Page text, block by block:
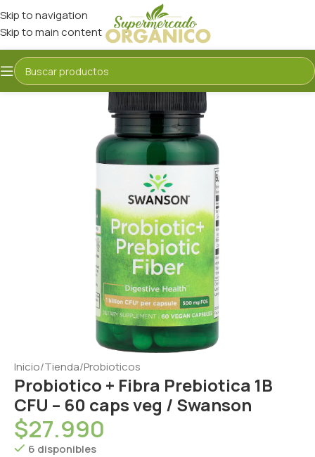
Skip to navigation
Skip to main content
Inicio/Tienda/Probioticos
Probiotico + Fibra Prebiotica 1B
CFU – 60 caps veg / Swanson
$27.990
6 disponibles